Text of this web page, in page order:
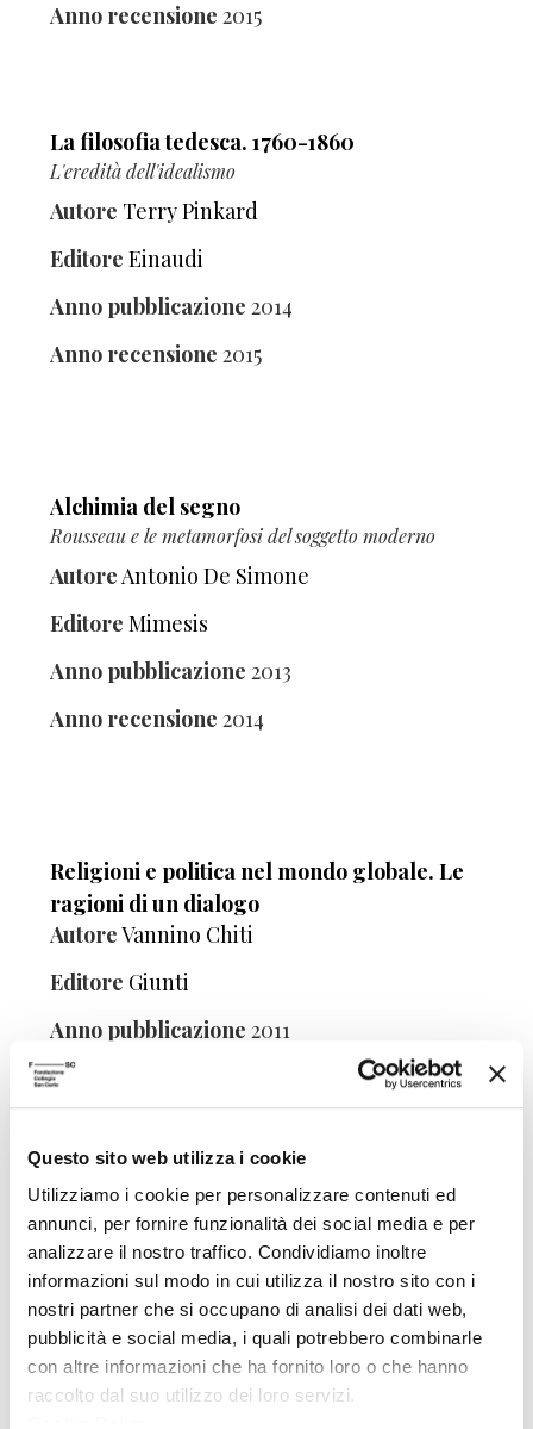
Questo sito web utilizza i cookie
Utilizziamo i cookie per personalizzare contenuti ed
annunci, per fornire funzionalità dei social media e per
analizzare il nostro traffico. Condividiamo inoltre
informazioni sul modo in cui utilizza il nostro sito con i
nostri partner che si occupano di analisi dei dati web,
pubblicità e social media, i quali potrebbero combinarle
con altre informazioni che ha fornito loro o che hanno
raccolto dal suo utilizzo dei loro servizi.
Anno recensione 2015
La filosofia tedesca. 1760-1860
L'eredità dell'idealismo
Autore Terry Pinkard
Editore Einaudi
Anno pubblicazione 2014
Anno recensione 2015
Alchimia del segno
Rousseau e le metamorfosi del soggetto moderno
AutoreAntonio De Simone
Editore Mimesis
Anno pubblicazione 2013
Anno recensione 2014
Religioni e politica nel mondo globale. Le
ragioni di un dialogo
AutoreVannino Chiti
Editore Giunti
Anno pubblicazione 2011
Anno recensione
Smarrimenti del sé
Educazione e perdita tra normalità e patologia
AutoreMaria Antonella Galanti
EditoreETS
Anno pubblicazione 2012